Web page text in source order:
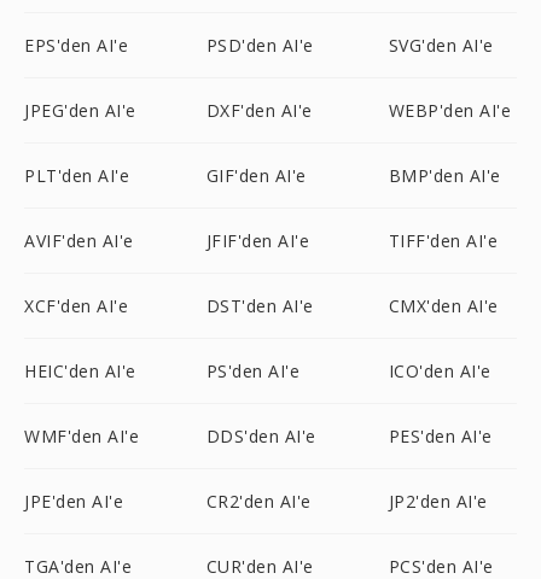
EPS'den AI'e PSD'den AI'e SVG'den AI'e
JPEG'den AI'e DXF'den AI'e WEBP'den AI'e
PLT'den AI'e GIF'den AI'e BMP'den AI'e
AVIF'den AI'e JFIF'den AI'e TIFF'den AI'e
XCF'den AI'e DST'den AI'e CMX'den AI'e
HEIC'den AI'e PS'den AI'e ICO'den AI'e
WMF'den AI'e DDS'den AI'e PES'den AI'e
JPE'den AI'e CR2'den AI'e JP2'den AI'e
TGA'den AI'e CUR'den AI'e PCS'den AI'e